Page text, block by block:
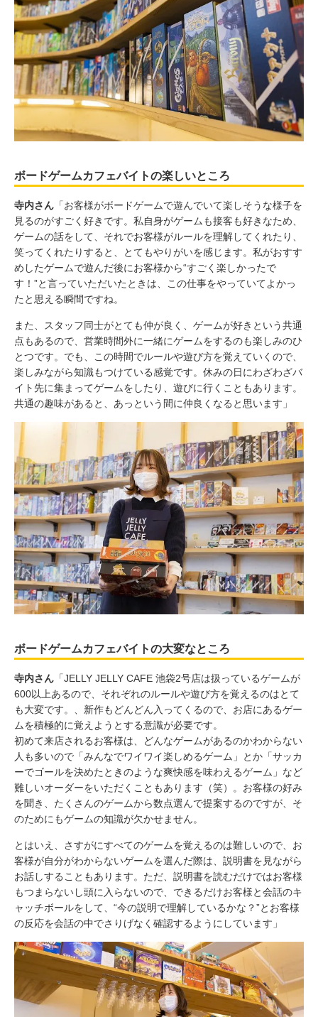
ボードゲームカフェバイトの楽しいところ
寺内さん 「お客様がボードゲームで遊んでいて楽しそうな様子を
見るのがすごく好きです。私自身がゲームも接客も好きなため、
ゲームの話をして、それでお客様がルールを理解してくれたり、
笑ってくれたりすると、とてもやりがいを感じます。私がおすす
めしたゲームで遊んだ後にお客様から“すごく楽しかったで
す！”と言っていただいたときは、この仕事をやっていてよかっ
たと思える瞬間ですね。
また、スタッフ同士がとても仲が良く、ゲームが好きという共通
点もあるので、営業時間外に一緒にゲームをするのも楽しみのひ
とつです。でも、この時間でルールや遊び方を覚えていくので、
楽しみながら知識もつけている感覚です。休みの日にわざわざバ
イト先に集まってゲームをしたり、遊びに行くこともあります。
共通の趣味があると、あっという間に仲良くなると思います」
ボードゲームカフェバイトの大変なところ
寺内さん 「JELLY JELLY CAFE 池袋2号店は扱っているゲームが
600以上あるので、それぞれのルールや遊び方を覚えるのはとて
も大変です。、新作もどんどん入ってくるので、お店にあるゲー
ムを積極的に覚えようとする意識が必要です。
初めて来店されるお客様は、どんなゲームがあるのかわからない
人も多いので「みんなでワイワイ楽しめるゲーム」とか「サッカ
ーでゴールを決めたときのような爽快感を味わえるゲーム」など
難しいオーダーをいただくこともあります（笑）。お客様の好み
を聞き、たくさんのゲームから数点選んで提案するのですが、そ
のためにもゲームの知識が欠かせません。
とはいえ、さすがにすべてのゲームを覚えるのは難しいので、お
客様が自分がわからないゲームを選んだ際は、説明書を見ながら
お話しすることもあります。ただ、説明書を読むだけではお客様
もつまらないし頭に入らないので、できるだけお客様と会話のキ
ャッチボールをして、“今の説明で理解しているかな？”とお客様
の反応を会話の中でさりげなく確認するようにしています」